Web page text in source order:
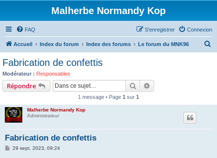
Malherbe Normandy Kop
FAQ Connexion
S’enregistrer
Accueil Index du forum Index des forums Le forum du MNK96
Fabrication de confettis
Modérateur : Responsables
Répondre Rechercher
1 message • Page 1 sur 1
Malherbe Normandy Kop
Administrateur
Fabrication de confettis
M29 sept. 2023, 09:24